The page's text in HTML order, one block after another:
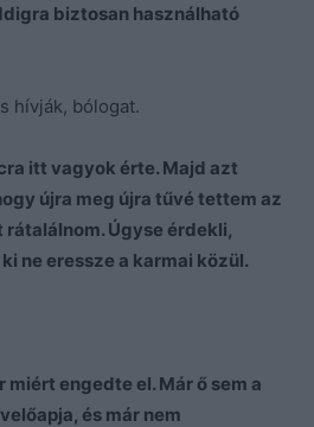
biztosan használható
hívják, bólogat.
itt vagyok érte. Majd azt
újra meg újra tűvé tettem az
Úgyse érdekli,
ne eressze a karmai közül.
miért engedte el. Már ő sem a
és már nem